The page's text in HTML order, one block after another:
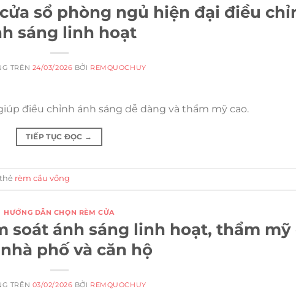
sổ phòng ngủ hiện đại điều
sáng linh hoạt
TRÊN 24/03/2026 BỞI REMQUOCHUY
điều chỉnh ánh sáng dễ dàng và thẩm mỹ cao.
TIẾP TỤC ĐỌC →
rèm cầu vồng
HƯỚNG DẪN CHỌN RÈM CỬA
soát ánh sáng linh hoạt, thẩm mỹ
phố và căn hộ
TRÊN 03/02/2026 BỞI REMQUOCHUY